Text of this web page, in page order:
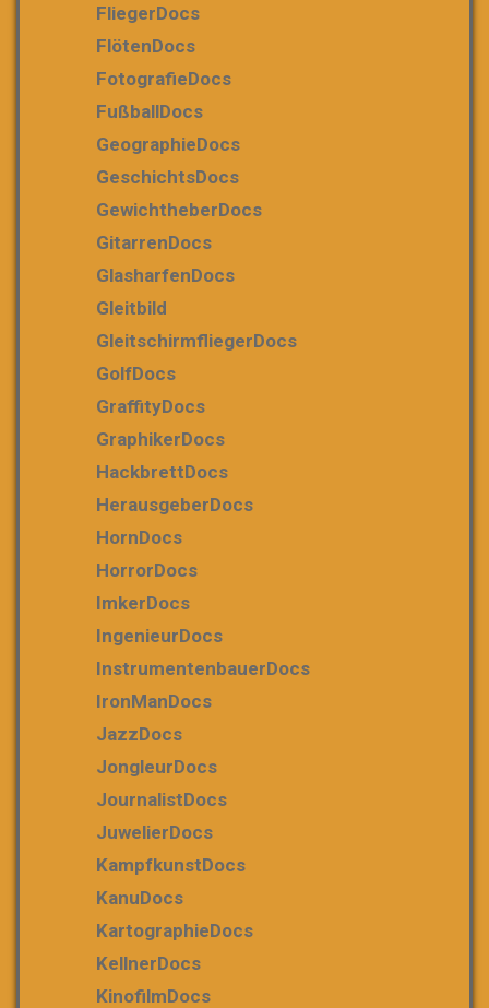
FliegerDocs
FlötenDocs
FotografieDocs
FußballDocs
GeographieDocs
GeschichtsDocs
GewichtheberDocs
GitarrenDocs
GlasharfenDocs
Gleitbild
GleitschirmfliegerDocs
GolfDocs
GraffityDocs
GraphikerDocs
HackbrettDocs
HerausgeberDocs
HornDocs
HorrorDocs
ImkerDocs
IngenieurDocs
InstrumentenbauerDocs
IronManDocs
JazzDocs
JongleurDocs
JournalistDocs
JuwelierDocs
KampfkunstDocs
KanuDocs
KartographieDocs
KellnerDocs
KinofilmDocs